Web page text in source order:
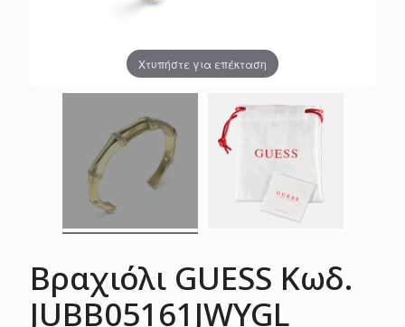
Χτυπήστε για επέκταση
Βραχιόλι GUESS Κωδ.
JUBB05161JWYGL